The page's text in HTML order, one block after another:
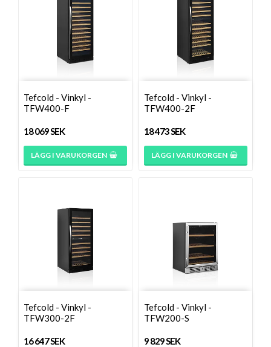
Tefcold - Vinkyl -
TFW400-F
18 069 SEK
LÄGG I VARUKORGEN
Tefcold - Vinkyl -
TFW400-2F
18 473 SEK
LÄGG I VARUKORGEN
Tefcold - Vinkyl -
TFW300-2F
16 647 SEK
Tefcold - Vinkyl -
TFW200-S
9 829 SEK